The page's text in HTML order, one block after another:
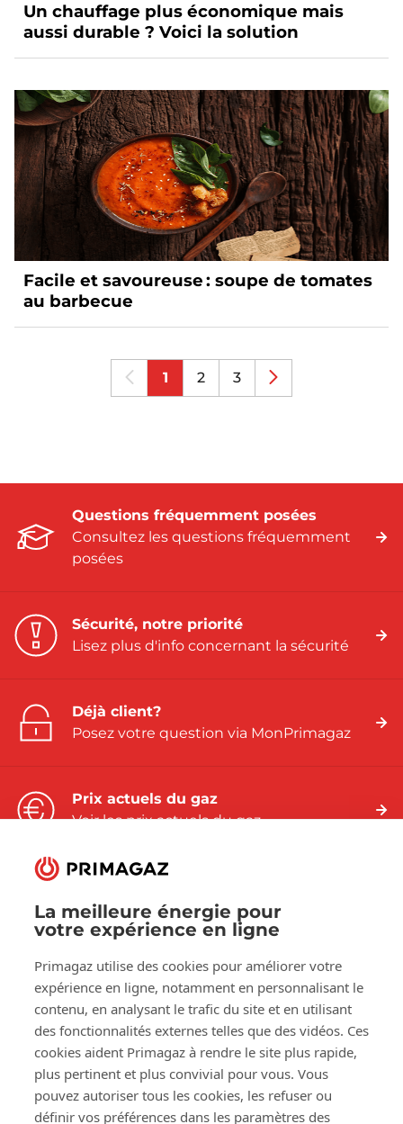
La meilleure énergie pour
votre expérience en ligne
Primagaz utilise des cookies pour améliorer votre
expérience en ligne, notamment en personnalisant le
contenu, en analysant le trafic du site et en utilisant
des fonctionnalités externes telles que des vidéos. Ces
cookies aident Primagaz à rendre le site plus rapide,
plus pertinent et plus convivial pour vous. Vous
pouvez autoriser tous les cookies, les refuser ou
définir vos préférences dans les paramètres des
Un chauffage plus économique mais
aussi durable ? Voici la solution
Facile et savoureuse : soupe de tomates
au barbecue
1 2 3
Questions fréquemment posées
Consultez les questions fréquemment
posées
Sécurité, notre priorité
Lisez plus d'info concernant la sécurité
Déjà client?
Posez votre question via MonPrimagaz
Prix actuels du gaz
Voir les prix actuels du gaz
Suivez-nous sur:
Facebook
LinkedInYouTube
À propos de Primagaz
Aide et conseil